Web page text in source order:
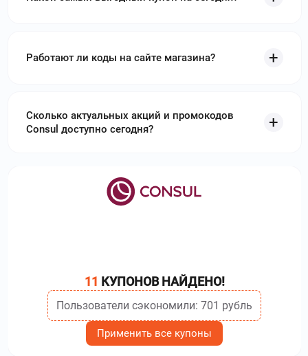
скидку до 40%
работающий с 2015 года. Используйтепромокоды
Матрас–Кроватьи получите скидку до 40 %
Германии в 2010 году. Используйте
получите скидку до 50 %
Работают ли коды на сайте магазина?
Сколько актуальных акций и промокодов
Consul доступно сегодня?
11 КУПОНОВ НАЙДЕНО!
Пользователи сэкономили: 701 рубль
Применить все купоны